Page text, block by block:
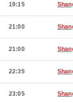
19:15
21:00
21:00
22:35
23:05